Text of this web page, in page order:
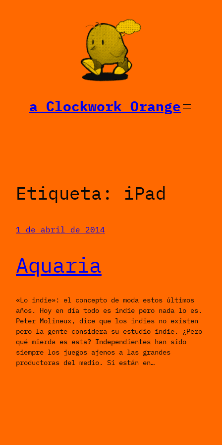
a Clockwork Orange
Etiqueta: iPad
1 de abril de 2014
Aquaria
«Lo indie»: el concepto de moda estos últimos
años. Hoy en día todo es indie pero nada lo es.
Peter Molineux, dice que los indies no existen
pero la gente considera su estudio indie. ¿Pero
qué mierda es esta? Independientes han sido
siempre los juegos ajenos a las grandes
productoras del medio. Si están en…